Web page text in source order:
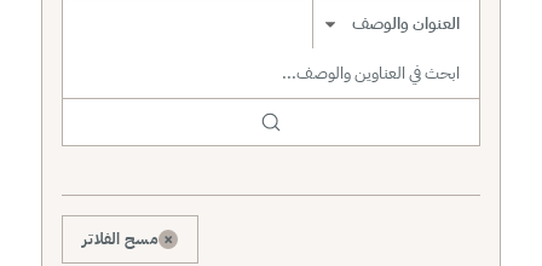
نطاق البحث
× مسح الفلاتر